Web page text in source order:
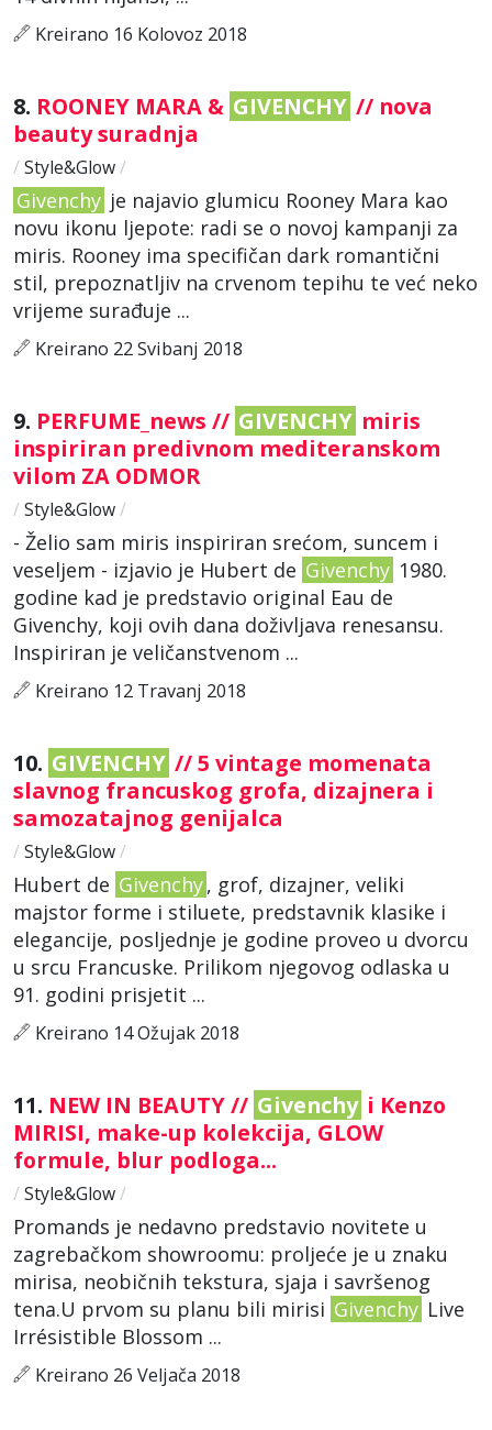
Kreirano 16 Kolovoz 2018
8. ROONEY MARA & GIVENCHY // nova
beauty suradnja
/ Style&Glow/
Givenchy je najavio glumicu Rooney Mara kao
novu ikonu ljepote: radi se o novoj kampanji za
miris. Rooney ima specifičan dark romantični
stil, prepoznatljiv na crvenom tepihu te već neko
vrijeme surađuje ...
Kreirano 22 Svibanj 2018
9. PERFUME_news // GIVENCHY miris
inspiriran predivnom mediteranskom
vilom ZA ODMOR
/ Style&Glow/
- Želio sam miris inspiriran srećom, suncem i
veseljem - izjavio je Hubert de Givenchy 1980.
godine kad je predstavio original Eau de
Givenchy, koji ovih dana doživljava renesansu.
Inspiriran je veličanstvenom ...
Kreirano 12 Travanj 2018
10. GIVENCHY // 5 vintage momenata
slavnog francuskog grofa, dizajnera i
samozatajnog genijalca
/ Style&Glow/
Hubert de Givenchy, grof, dizajner, veliki
majstor forme i stiluete, predstavnik klasike i
elegancije, posljednje je godine proveo u dvorcu
u srcu Francuske. Prilikom njegovog odlaska u
91. godini prisjetit ...
Kreirano 14 Ožujak 2018
11. NEW IN BEAUTY // Givenchy i Kenzo
MIRISI, make-up kolekcija, GLOW
formule, blur podloga...
/ Style&Glow/
Promands je nedavno predstavio novitete u
zagrebačkom showroomu: proljeće je u znaku
mirisa, neobičnih tekstura, sjaja i savršenog
tena.U prvom su planu bili mirisi Givenchy Live
Irrésistible Blossom ...
Kreirano 26 Veljača 2018